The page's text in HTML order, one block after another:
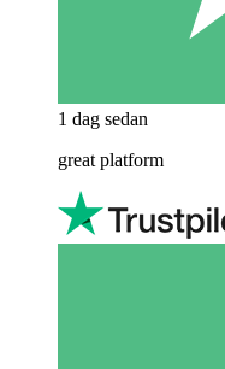
1 dag sedan
great platform